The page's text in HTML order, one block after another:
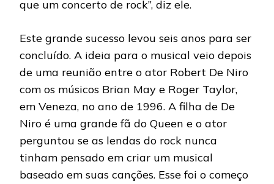
que um concerto de rock”, diz ele.
Este grande sucesso levou seis anos para ser
concluído. A ideia para o musical veio depois
de uma reunião entre o ator Robert De Niro
com os músicos Brian May e Roger Taylor,
em Veneza, no ano de 1996. A filha de De
Niro é uma grande fã do Queen e o ator
perguntou se as lendas do rock nunca
tinham pensado em criar um musical
baseado em suas canções. Esse foi o começo